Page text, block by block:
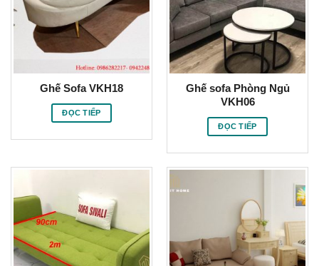
Ghế Sofa VKH18
ĐỌC TIẾP
Ghế sofa Phòng Ngủ
VKH06
ĐỌC TIẾP